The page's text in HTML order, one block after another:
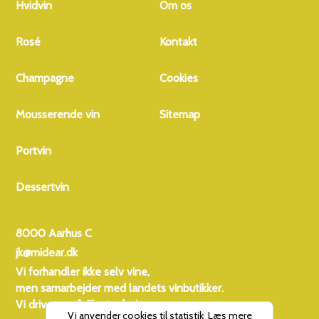
Hvidvin
Rosé
Champagne
Mousserende vin
Portvin
Dessertvin
Om os
Kontakt
Cookies
Sitemap
8000 Aarhus C
jk@midear.dk
Vi forhandler ikke selv vine,
men samarbejder med landets vinbutikker.
Vi driver også Charterferien
Vi anvender cookies til statistik Læs mere